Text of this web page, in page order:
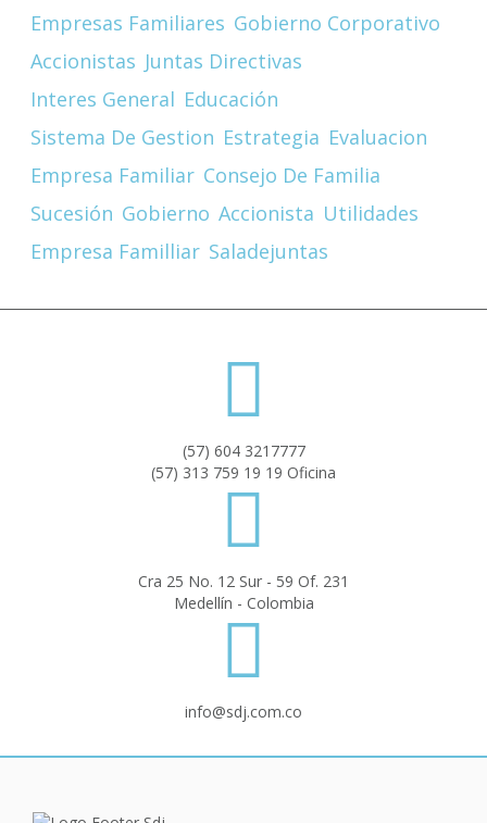
Empresas Familiares Gobierno Corporativo
Accionistas Juntas Directivas
Interes General Educación
Sistema De Gestion Estrategia Evaluacion
Empresa Familiar Consejo De Familia
Sucesión Gobierno Accionista Utilidades
Empresa Familliar Saladejuntas
(57) 604 3217777
(57) 313 759 19 19 Oficina
Cra 25 No. 12 Sur - 59 Of. 231
Medellín - Colombia
info@sdj.com.co